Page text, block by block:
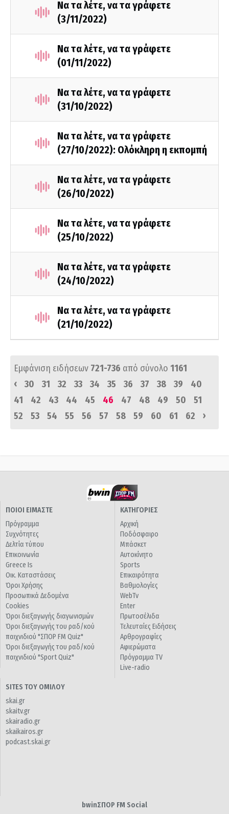
Να τα λέτε, να τα γράφετε
(3/11/2022)
Να τα λέτε, να τα γράφετε
(01/11/2022)
Να τα λέτε, να τα γράφετε
(31/10/2022)
Να τα λέτε, να τα γράφετε
(27/10/2022): Ολόκληρη η εκπομπή
Να τα λέτε, να τα γράφετε
(26/10/2022)
Να τα λέτε, να τα γράφετε
(25/10/2022)
Να τα λέτε, να τα γράφετε
(24/10/2022)
Να τα λέτε, να τα γράφετε
(21/10/2022)
Εμφάνιση ειδήσεων 721-736 από σύνολο 1161
‹
30 31 32 33 34 35 36 37 38 39
40
41
42 43 44 45 46 47 48 49 50
51
52
53 54 55 56 57 58 59 60 61 62 ›
ΠΟΙΟΙ ΕΙΜΑΣΤΕ
Πρόγραμμα
Συχνότητες
Δελτία τύπου
Επικοινωνία
Greece Is
Οικ. Καταστάσεις
Όροι Χρήσης
Προσωπικά Δεδομένα
Cookies
Όροι διεξαγωγής διαγωνισμών
Όροι διεξαγωγής του ραδ/κού
παιχνιδιού "ΣΠΟΡ FM Quiz"
Όροι διεξαγωγής του ραδ/κού
παιχνιδιού "Sport Quiz"
ΚΑΤΗΓΟΡΙΕΣ
Αρχική
Ποδόσφαιρο
Μπάσκετ
Αυτοκίνητο
Sports
Επικαιρότητα
Βαθμολογίες
WebTv
Enter
Πρωτοσέλιδα
Τελευταίες Ειδήσεις
Αρθρογραφίες
Αφιερώματα
Πρόγραμμα TV
Live-radio
SITES ΤΟΥ ΟΜΙΛΟΥ
skai.gr
skaitv.gr
skairadio.gr
skaikairos.gr
podcast.skai.gr
bwinΣΠΟΡ FM Social